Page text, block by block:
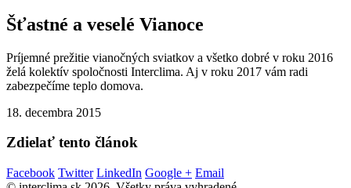
Šťastné a veselé Vianoce
Príjemné prežitie vianočných sviatkov a všetko dobré v roku 2016
želá kolektív spoločnosti Interclima. Aj v roku 2017 vám radi
zabezpečíme teplo domova.
18. decembra 2015
Zdielať tento článok
Facebook Twitter LinkedIn Google + Email